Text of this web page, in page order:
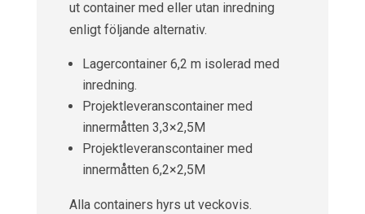
ut container med eller utan inredning
enligt följande alternativ.
Lagercontainer 6,2 m isolerad med
inredning.
Projektleveranscontainer med
innermåtten 3,3×2,5M
Projektleveranscontainer med
innermåtten 6,2×2,5M
Alla containers hyrs ut veckovis.